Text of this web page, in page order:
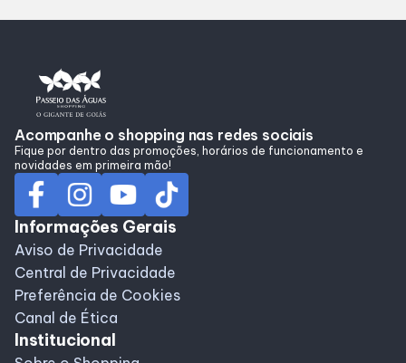
Alimentação
Programa de Benefícios
Acompanhe o shopping nas redes sociais
Fique por dentro das promoções, horários de funcionamento e
novidades em primeira mão!
Informações Gerais
Aviso de Privacidade
Central de Privacidade
Preferência de Cookies
Canal de Ética
Institucional